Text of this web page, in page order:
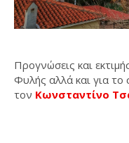
Προγνώσεις και
Φυλής αλλά και για
τον Κωνσταντίνο